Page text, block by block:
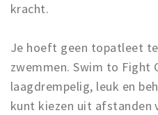
kracht.
Je hoeft geen topatleet
zwemmen. Swim to Fight
laagdrempelig, leuk en
kunt kiezen uit afstanden